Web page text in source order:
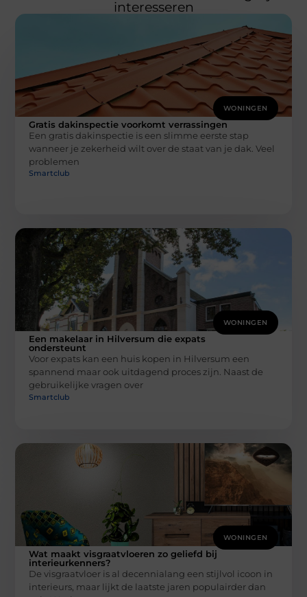
interesseren
WONINGEN
Gratis dakinspectie voorkomt verrassingen
Een gratis dakinspectie is een slimme eerste stap
wanneer je zekerheid wilt over de staat van je dak. Veel
problemen
Smartclub
WONINGEN
Een makelaar in Hilversum die expats
ondersteunt
Voor expats kan een huis kopen in Hilversum een
spannend maar ook uitdagend proces zijn. Naast de
gebruikelijke vragen over
Smartclub
WONINGEN
Wat maakt visgraatvloeren zo geliefd bij
interieurkenners?
De visgraatvloer is al decennialang een stijlvol icoon in
interieurs, maar lijkt de laatste jaren populairder dan